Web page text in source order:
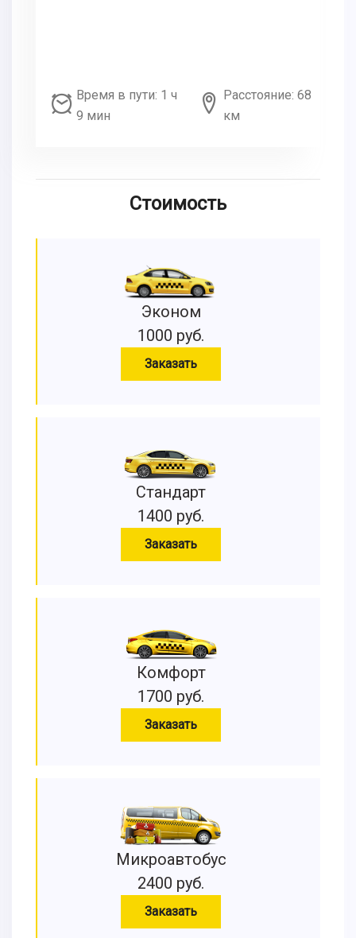
Время в пути: 1 ч
9 мин
Расстояние: 68
км
Стоимость
Эконом
1000 руб.
Заказать
Стандарт
1400 руб.
Заказать
Комфорт
1700 руб.
Заказать
Микроавтобус
2400 руб.
Заказать